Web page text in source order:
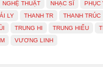
NGHỆ THUẬT NHẠC SĨ
PHỤC
LY THANH TR
THANH TRÚC
TRUNG HI TRUNG HIẾU
VƯƠNG LINH